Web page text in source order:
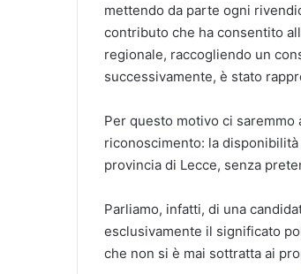
mettendo da parte ogni
contributo che ha consentito
regionale, raccogliendo un
successivamente, è stato
Per questo motivo ci
riconoscimento: la
provincia di Lecce, senza
Parliamo, infatti, di una
esclusivamente il significato
che non si è mai sottratta ai